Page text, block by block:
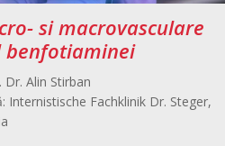
si macrovasculare
Alin Stirban
Internistische Fachklinik Dr. Steger,